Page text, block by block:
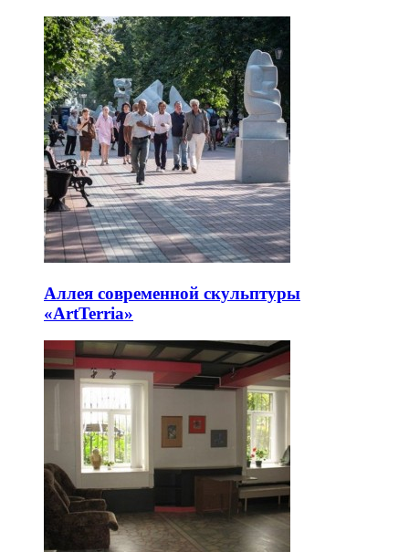
Аллея современной скульптуры
«ArtTerria»